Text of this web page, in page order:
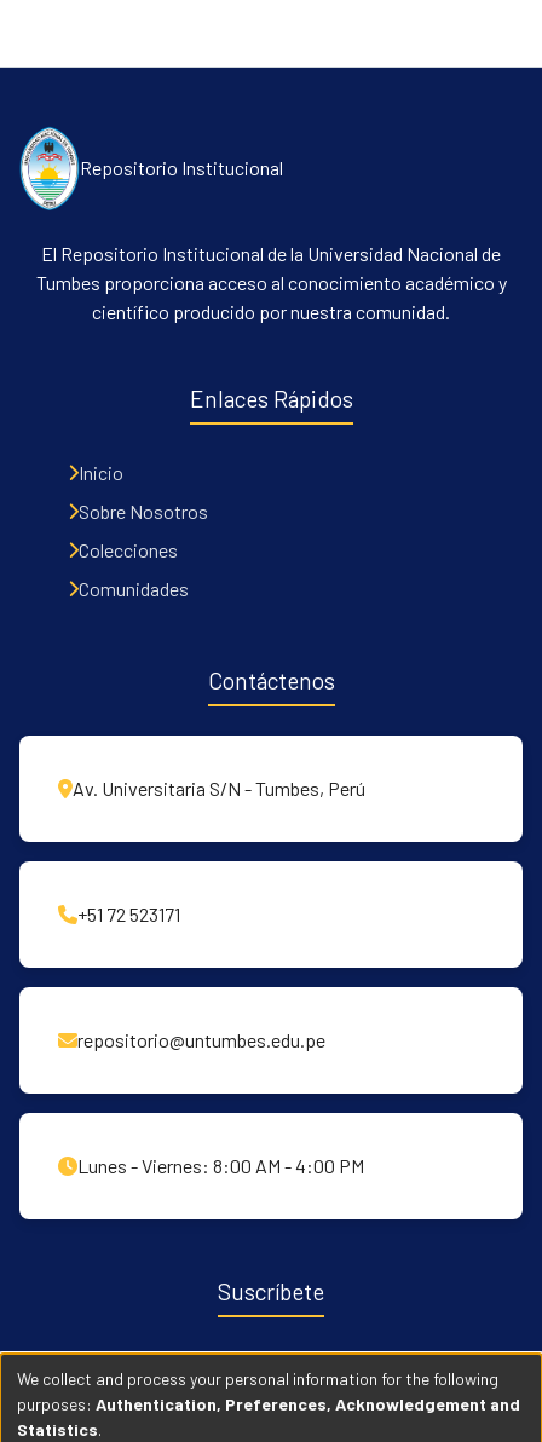
Repositorio Institucional
El Repositorio Institucional de la Universidad Nacional de
Tumbes proporciona acceso al conocimiento académico y
científico producido por nuestra comunidad.
Enlaces Rápidos
Inicio
Sobre Nosotros
Colecciones
Comunidades
Contáctenos
Av. Universitaria S/N - Tumbes, Perú
+51 72 523171
repositorio@untumbes.edu.pe
Lunes - Viernes: 8:00 AM - 4:00 PM
Suscríbete
Recibe notificaciones sobre nuevas publicaciones y eventos
relacionados con el repositorio. ingresa Aqui →
We collect and process your personal information for the following
purposes: Authentication, Preferences, Acknowledgement and
Statistics.